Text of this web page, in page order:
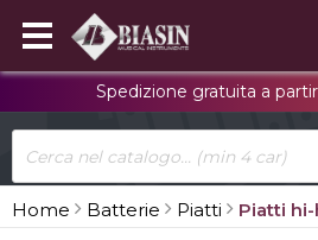
Spedizione gratuita a
Home Batterie Piatti Piatti